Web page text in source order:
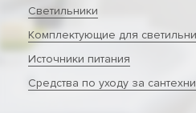
Светильники
Комплектующие для
Источники питания
Средства по уходу за